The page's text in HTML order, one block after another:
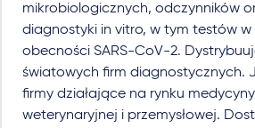
mikrobiologicznych, odczynników
diagnostyki in vitro, w tym testów w
obecności SARS-CoV-2.
światowych firm diagnostycznych.
firmy działające na rynku
weterynaryjnej i przemysłowej.